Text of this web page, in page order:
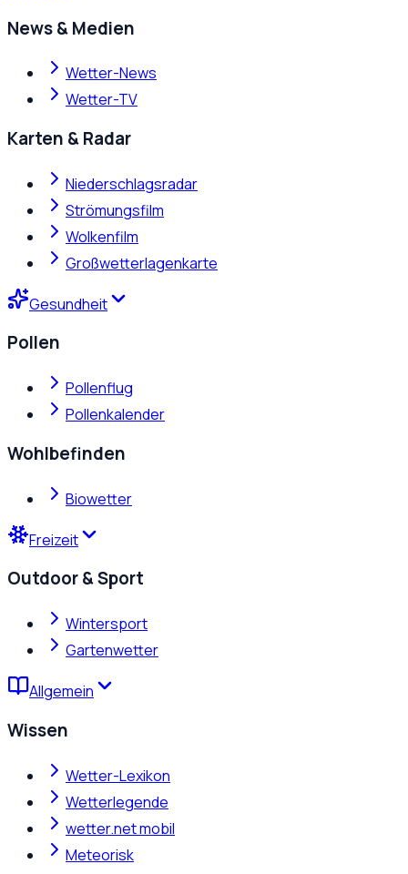
News & Medien
Wetter-News
Wetter-TV
Karten & Radar
Niederschlagsradar
Strömungsfilm
Wolkenfilm
Großwetterlagenkarte
Gesundheit
Pollen
Pollenflug
Pollenkalender
Wohlbefinden
Biowetter
Freizeit
Outdoor & Sport
Wintersport
Gartenwetter
Allgemein
Wissen
Wetter-Lexikon
Wetterlegende
wetter.net mobil
Meteorisk